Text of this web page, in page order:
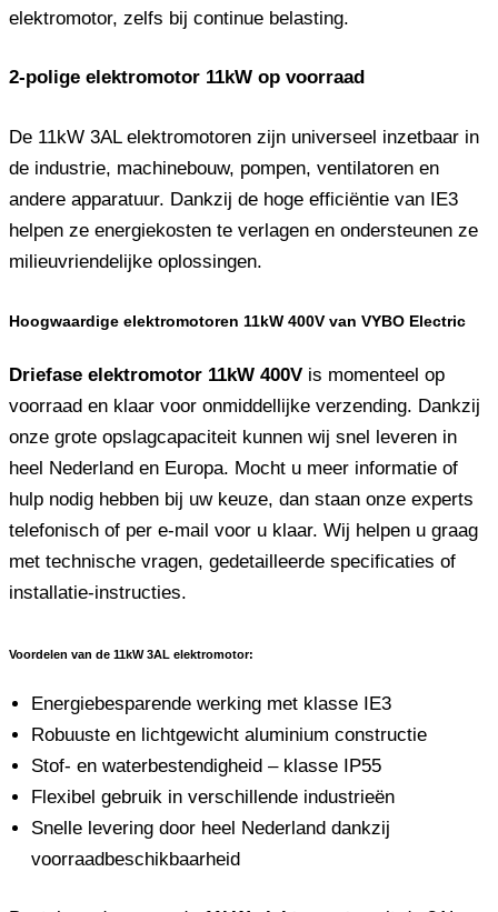
elektromotor, zelfs bij continue belasting.
2-polige elektromotor 11kW op voorraad
De 11kW 3AL elektromotoren zijn universeel inzetbaar in
de industrie, machinebouw, pompen, ventilatoren en
andere apparatuur. Dankzij de hoge efficiëntie van IE3
helpen ze energiekosten te verlagen en ondersteunen ze
milieuvriendelijke oplossingen.
Hoogwaardige elektromotoren 11kW 400V van VYBO Electric
Driefase elektromotor 11kW 400V is momenteel op
voorraad en klaar voor onmiddellijke verzending. Dankzij
onze grote opslagcapaciteit kunnen wij snel leveren in
heel Nederland en Europa. Mocht u meer informatie of
hulp nodig hebben bij uw keuze, dan staan ​​onze experts
telefonisch of per e-mail voor u klaar. Wij helpen u graag
met technische vragen, gedetailleerde specificaties of
installatie-instructies.
Voordelen van de 11kW 3AL elektromotor:
Energiebesparende werking met klasse IE3
Robuuste en lichtgewicht aluminium constructie
Stof- en waterbestendigheid – klasse IP55
Flexibel gebruik in verschillende industrieën
Snelle levering door heel Nederland dankzij
voorraadbeschikbaarheid